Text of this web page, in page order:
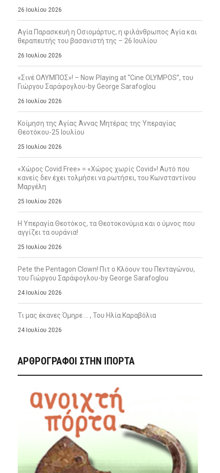
26 Ιουλίου 2026
Αγία Παρασκευή η Οσιομάρτυς, η φιλάνθρωπος Αγία και
θεραπευτής του βασανιστή της – 26 Ιουλίου
26 Ιουλίου 2026
«Σινέ ΟΛΥΜΠΟΣ»! – Now Playing at “Cine OLYMPOS”, του
Γιώργου Σαράφογλου-by George Sarafoglou
26 Ιουλίου 2026
Κοίμηση της Αγίας Άννας Μητέρας της Υπεραγίας
Θεοτόκου-25 Ιουλίου
25 Ιουλίου 2026
«Χώρος Covid Free» = «Χώρος χωρίς Covid»! Αυτό που
κανείς δεν έχει τολμήσει να ρωτήσει, του Κωνσταντίνου
Μαργέλη
25 Ιουλίου 2026
Η Υπεραγία Θεοτόκος, τα Θεοτοκονύμια και ο ύμνος που
αγγίζει τα ουράνια!
25 Ιουλίου 2026
Pete the Pentagon Clown! Πιτ ο Κλόουν του Πενταγώνου,
του Γιώργου Σαράφογλου-by George Sarafoglou
24 Ιουλίου 2026
Τι μας έκανες Όμηρε … , Του Ηλία Καραβόλια
24 Ιουλίου 2026
ΑΡΘΡΟΓΡΑΦΟΙ ΣΤΗΝ IΠΟΡΤΑ